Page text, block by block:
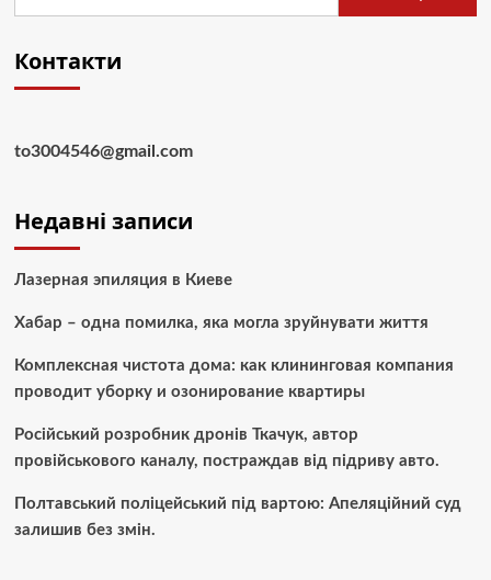
Контакти
to3004546@gmail.com
Недавні записи
Лазерная эпиляция в Киеве
Хабар – одна помилка, яка могла зруйнувати життя
Комплексная чистота дома: как клининговая компания
проводит уборку и озонирование квартиры
Російський розробник дронів Ткачук, автор
провійськового каналу, постраждав від підриву авто.
Полтавський поліцейський під вартою: Апеляційний суд
залишив без змін.